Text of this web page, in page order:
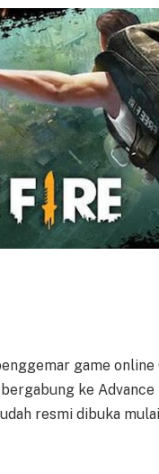
game online
ke
resmi dibuka